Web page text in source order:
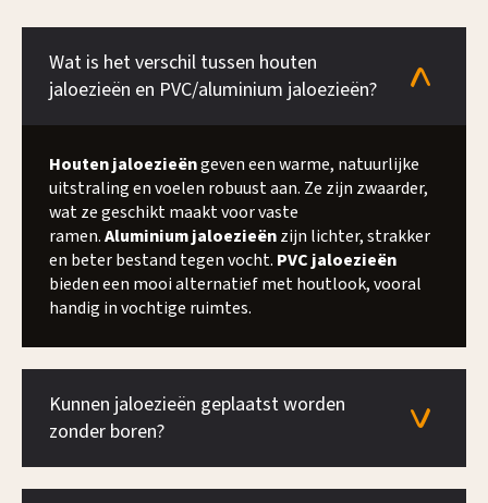
Wat is het verschil tussen houten
jaloezieën en PVC/aluminium jaloezieën?
Houten jaloezieëngeven een warme, natuurlijke
uitstraling en voelen robuust aan. Ze zijn zwaarder,
wat ze geschikt maakt voor vaste
ramen.Aluminium jaloezieënzijn lichter, strakker
en beter bestand tegen vocht. PVC jaloezieën
bieden een mooi alternatief met houtlook, vooral
handig in vochtige ruimtes.
Kunnen jaloezieën geplaatst worden
zonder boren?